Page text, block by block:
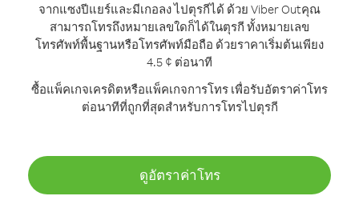
จากแซงปีแยร์และมีเกอลง ไปตุรกีได้ ด้วย Viber Outคุณ
สามารถโทรถึงหมายเลขใดก็ได้ในตุรกี ทั้งหมายเลข
โทรศัพท์พื้นฐานหรือโทรศัพท์มือถือ ด้วยราคาเริ่มต้นเพียง
4.5 ¢ ต่อนาที
ซื้อแพ็คเกจเครดิตหรือแพ็คเกจการโทร เพื่อรับอัตราค่าโทร
ต่อนาทีที่ถูกที่สุดสำหรับการโทรไปตุรกี
ดูอัตราค่าโทร